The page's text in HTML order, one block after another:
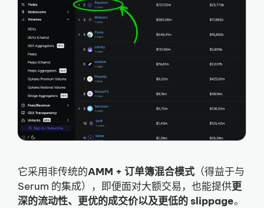
它采用非传统的AMM + 订单簿混合模式 （得益于与
Serum 的集成），即便面对大额交易，也能提供更
深的流动性、更优的成交价以及更低的 slippage。